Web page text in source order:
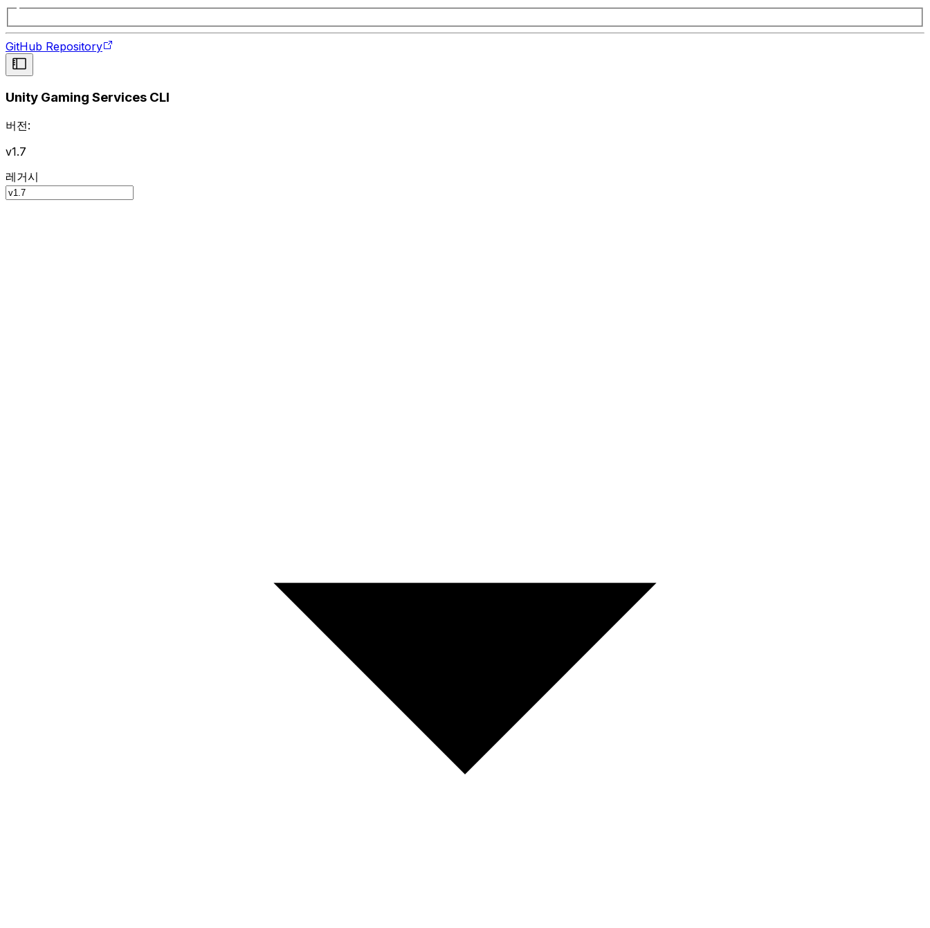
GitHub Repository
Unity Gaming Services CLI
버전:
v1.7
레거시